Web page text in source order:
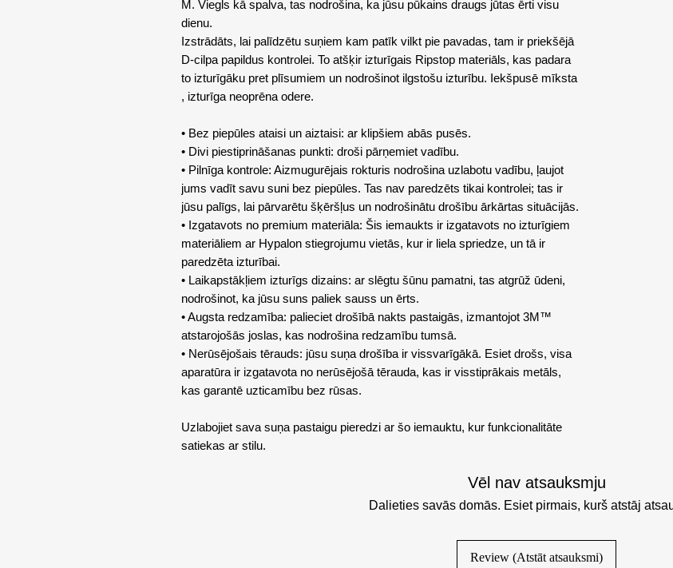
M. Viegls kā spalva, tas nodrošina, ka jūsu pūkains draugs jūtas ērti visu
dienu.
Izstrādāts, lai palīdzētu suņiem kam patīk vilkt pie pavadas, tam ir priekšējā
D-cilpa papildus kontrolei. To atšķir izturīgais Ripstop materiāls, kas padara
to izturīgāku pret plīsumiem un nodrošinot ilgstošu izturību. Iekšpusē mīksta
, izturīga neoprēna odere.
• Bez piepūles ataisi un aiztaisi: ar klipšiem abās pusēs.
• Divi piestiprināšanas punkti: droši pārņemiet vadību.
• Pilnīga kontrole: Aizmugurējais rokturis nodrošina uzlabotu vadību, ļaujot
jums vadīt savu suni bez piepūles. Tas nav paredzēts tikai kontrolei; tas ir
jūsu palīgs, lai pārvarētu šķēršļus un nodrošinātu drošību ārkārtas situācijās.
• Izgatavots no premium materiāla: Šis iemaukts ir izgatavots no izturīgiem
materiāliem ar Hypalon stiegrojumu vietās, kur ir liela spriedze, un tā ir
paredzēta izturībai.
• Laikapstākļiem izturīgs dizains: ar slēgtu šūnu pamatni, tas atgrūž ūdeni,
nodrošinot, ka jūsu suns paliek sauss un ērts.
• Augsta redzamība: palieciet drošībā nakts pastaigās, izmantojot 3M™️
atstarojošās joslas, kas nodrošina redzamību tumsā.
• Nerūsējošais tērauds: jūsu suņa drošība ir vissvarīgākā. Esiet drošs, visa
aparatūra ir izgatavota no nerūsējošā tērauda, ​​kas ir visstiprākais metāls,
kas garantē uzticamību bez rūsas.
Uzlabojiet sava suņa pastaigu pieredzi ar šo iemauktu, kur funkcionalitāte
satiekas ar stilu.
Vēl nav atsauksmju
Dalieties savās domās. Esiet pirmais, kurš atstāj
Review (Atstāt atsauksmi)